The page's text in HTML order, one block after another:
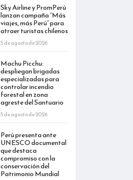
Sky Airline y PromPerú
lanzan campaña “Más
viajes, más Perú” para
atraer turistas chilenos
5 de agosto de 2026
Machu Picchu:
despliegan brigadas
especializadas para
controlar incendio
forestal en zona
agreste del Santuario
5 de agosto de 2026
Perú presenta ante
UNESCO documental
que destaca
compromiso con la
conservación del
Patrimonio Mundial